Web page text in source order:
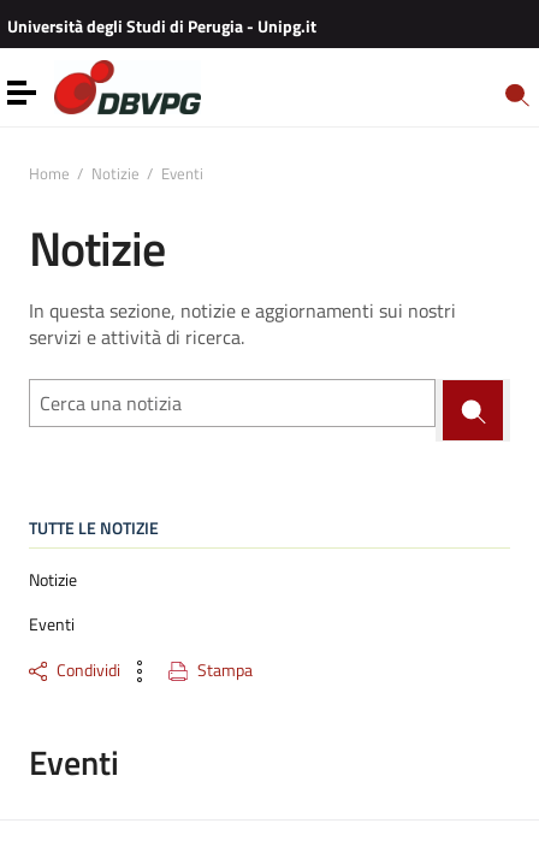
Vai ai contenuti
Vai al menu di navigazione
Vai al footer
Università degli Studi di Perugia - Unipg.it
Toggle navigation
Home / Notizie / Eventi
Notizie
In questa sezione, notizie e aggiornamenti sui nostri
servizi e attività di ricerca.
TUTTE LE NOTIZIE
Notizie
Eventi
Condividi
Stampa
Eventi